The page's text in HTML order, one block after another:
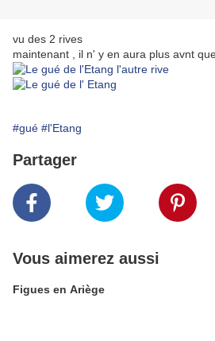
vu des 2 rives
maintenant , il n' y en aura plus avnt
#gué #l'Etang
Partager
Vous aimerez aussi
Figues en Ariège